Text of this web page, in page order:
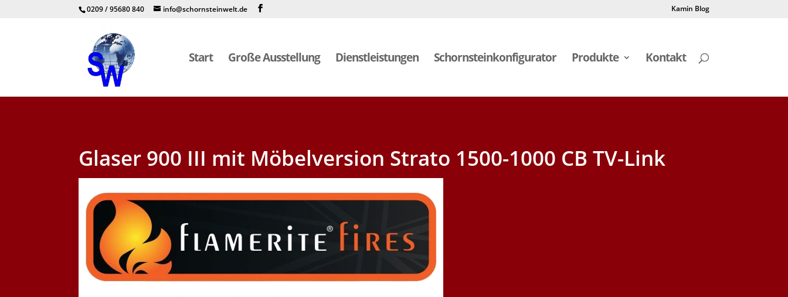
0209 / 95680 840 info@schornsteinwelt.de Kamin Blog
Start Große Ausstellung Dienstleistungen Schornsteinkonfigurator Produkte Kontakt
Glaser 900 III mit Möbelversion Strato 1500-1000 CB TV-Link